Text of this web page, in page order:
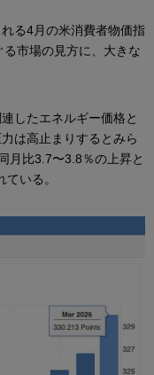
る4月の米消費者物価指
市場の見方に、大きな
したエネルギー価格と
は高止まりするとみら
月比3.7〜3.8％の上昇と
いる。